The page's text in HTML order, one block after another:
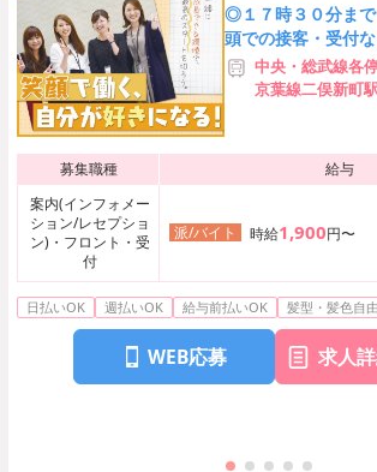
◎１７時３０分ま
頭での接客・受付
中央・総武線各
京葉線二俣新町
募集職種
給与
案内(インフォメー
ション/レセプショ
ン)・フロント・受
付
派/バイト 時給1,900円〜
日払いOK 週払いOK 給与前払いOK 髪型・髪色自由
WEB応募 求人